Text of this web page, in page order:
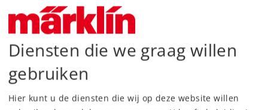
Diensten die we graag willen
gebruiken
Hier kunt u de diensten die wij op deze website willen